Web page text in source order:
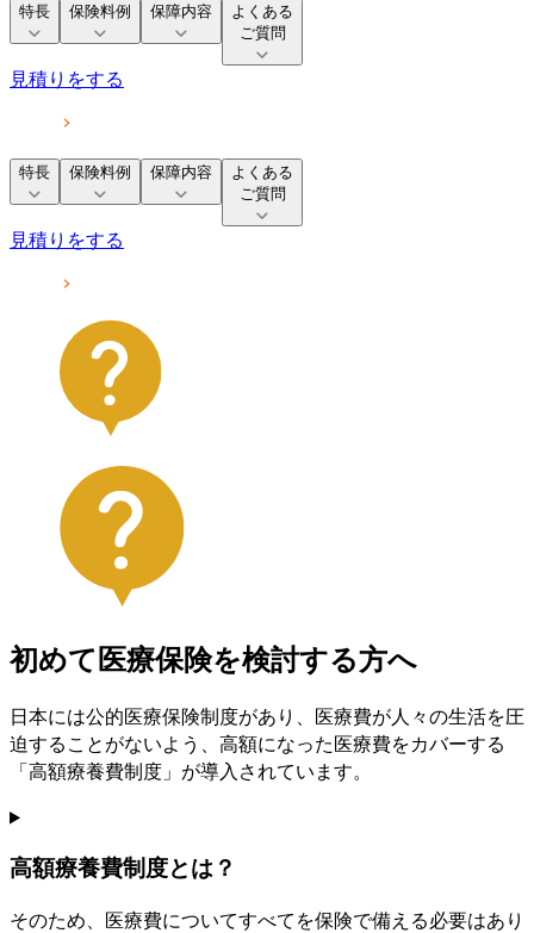
特長 保険料例 保障内容
よくある
ご質問
見積りをする
特長 保険料例 保障内容
よくある
ご質問
見積りをする
初めて医療保険を検討する方へ
日本には公的医療保険制度があり、医療費が人々の生活を圧
迫することがないよう、高額になった医療費をカバーする
「高額療養費制度」が導入されています。
高額療養費制度とは？
そのため、医療費についてすべてを保険で備える必要はあり